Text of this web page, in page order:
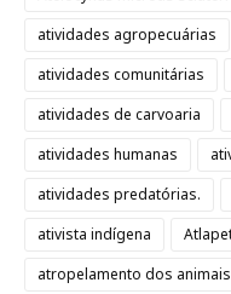
atividades agropecuárias
atividades comunitárias
atividades de carvoaria
atividades humanas
atividades predatórias.
ativista indígena
atropelamento dos animais